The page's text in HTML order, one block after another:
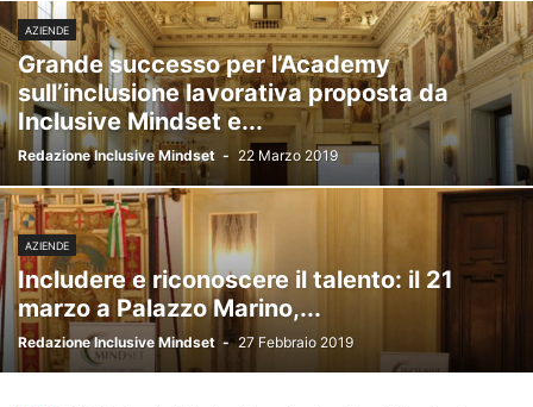
AZIENDE
Grande successo per l’Academy
sull’inclusione lavorativa proposta da
Inclusive Mindset e...
Redazione Inclusive Mindset - 22 Marzo 2019
AZIENDE
Includere e riconoscere il talento: il 21
marzo a Palazzo Marino,...
Redazione Inclusive Mindset - 27 Febbraio 2019